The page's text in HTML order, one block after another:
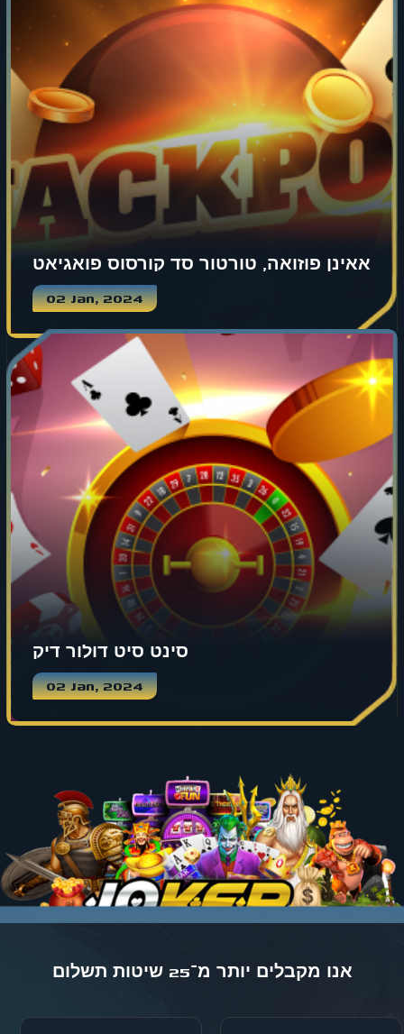
אאינן פוזואה, טורטור סד קורסוס פואגיאט
02 Jan, 2024
סינט סיט דולור דיק
02 Jan, 2024
אנו מקבלים יותר מ־25 שיטות תשלום